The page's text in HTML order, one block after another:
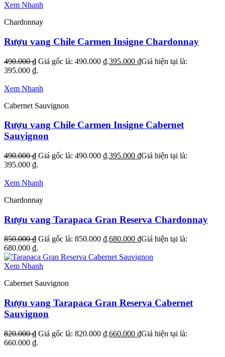
Xem Nhanh
Chardonnay
Rượu vang Chile Carmen Insigne Chardonnay
490.000₫ Giá gốc là: 490.000 ₫.395.000 ₫Giá hiện tại là:
395.000 ₫.
Xem Nhanh
Cabernet Sauvignon
Rượu vang Chile Carmen Insigne Cabernet
Sauvignon
490.000₫ Giá gốc là: 490.000 ₫.395.000 ₫Giá hiện tại là:
395.000 ₫.
Xem Nhanh
Chardonnay
Rượu vang Tarapaca Gran Reserva Chardonnay
850.000₫ Giá gốc là: 850.000 ₫.680.000 ₫Giá hiện tại là:
680.000 ₫.
Xem Nhanh
Cabernet Sauvignon
Rượu vang Tarapaca Gran Reserva Cabernet
Sauvignon
820.000₫ Giá gốc là: 820.000 ₫.660.000 ₫Giá hiện tại là:
660.000 ₫.